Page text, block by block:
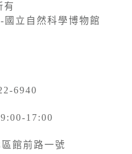
有
立自然科學博物館
6940
17:00
館前路一號